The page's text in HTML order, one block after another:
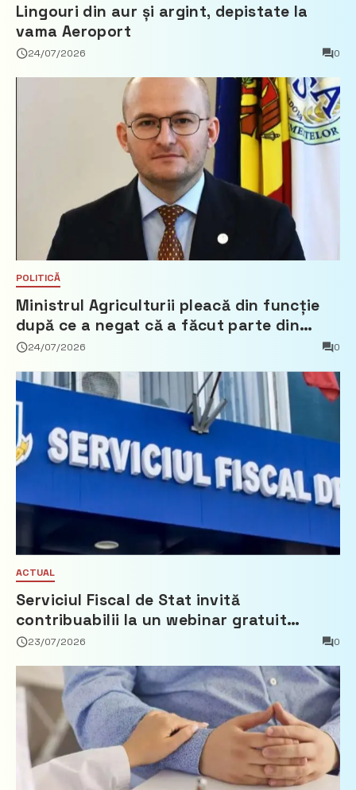
Lingouri din aur și argint, depistate la
vama Aeroport
24/07/2026 0
POLITICĂ
Ministrul Agriculturii pleacă din funcție
după ce a negat că a făcut parte din
Partidul Democrat
24/07/2026 0
ACTUAL
Serviciul Fiscal de Stat invită
contribuabilii la un webinar gratuit
privind calculul impozitului pe bunurile
23/07/2026 0